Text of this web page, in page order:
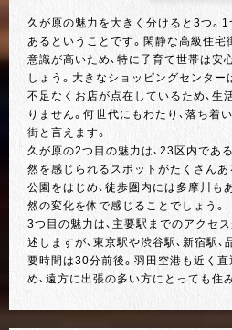
久が原の魅力を大きく分けると3つ。
あるということです。閑静な高級住宅
意識が高いため、特に子育て世帯は安
しょう。大きなショッピングセンター
不足なくお店が点在しているため、生
りません。何世代にもわたり、落ち着
街と言えます。
久が原の2つ目の魅力は、23区内であ
然を感じられるスポットがたくさん
公園をはじめ、徒歩圏内には多摩川も
然の変化を体で感じることでしょう。
3つ目の魅力は、主要駅までのアクセ
述しますが、東京駅や渋谷駅、新宿駅
要時間は30分前後。羽田空港も近く
め、遠方に出張の多い方にとっても住